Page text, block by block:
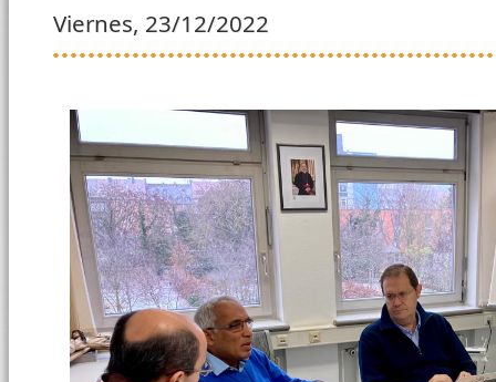
Viernes, 23/12/2022